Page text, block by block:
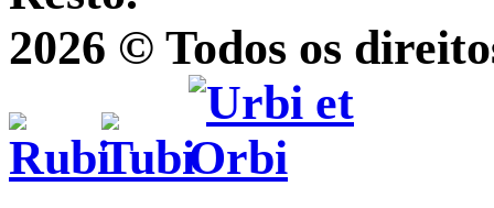
2026 © Todos os